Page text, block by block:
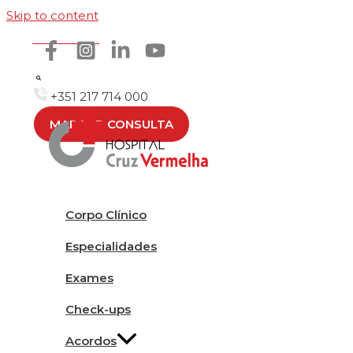
Skip to content
Como chegar
+351 217 714 000
MARCAR CONSULTA
Corpo Clínico
Especialidades
Exames
Check-ups
Acordos